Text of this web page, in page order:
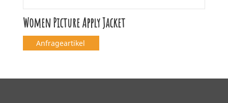
Women Picture Apply Jacket
Anfrageartikel